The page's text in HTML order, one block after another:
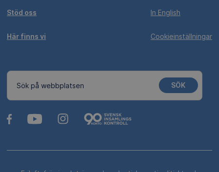
Stöd oss
Här finns vi
In English
Cookieinställningar
Sök på webbplatsen SÖK